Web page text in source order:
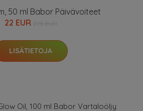
50 ml Babor Päivävoiteet
22 EUR
LISÄTIETOJA